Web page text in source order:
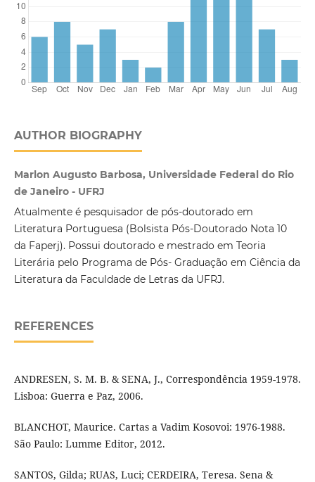
AUTHOR BIOGRAPHY
Marlon Augusto Barbosa, Universidade Federal do Rio
de Janeiro - UFRJ
Atualmente é pesquisador de pós-doutorado em
Literatura Portuguesa (Bolsista Pós-Doutorado Nota 10
da Faperj). Possui doutorado e mestrado em Teoria
Literária pelo Programa de Pós- Graduação em Ciência da
Literatura da Faculdade de Letras da UFRJ.
REFERENCES
ANDRESEN, S. M. B. & SENA, J., Correspondência 1959-1978.
Lisboa: Guerra e Paz, 2006.
BLANCHOT, Maurice. Cartas a Vadim Kosovoi: 1976-1988.
São Paulo: Lumme Editor, 2012.
SANTOS, Gilda; RUAS, Luci; CERDEIRA, Teresa. Sena &